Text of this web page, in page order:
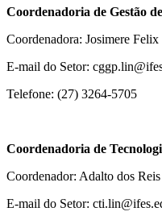
Coordenadoria de Gestão de
Coordenadora: Josimere
E-mail do Setor:
Telefone: (27) 3264-5705
Coordenadoria de
Coordenador: Adalto dos
E-mail do Setor: